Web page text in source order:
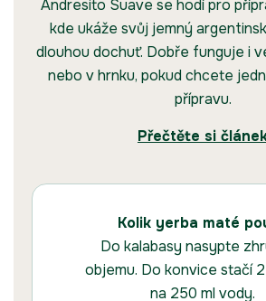
Andresito Suave se hodí pro
kde ukáže svůj jemný
dlouhou dochuť. Dobře funguje i
nebo v hrnku, pokud chcete
přípravu.
Přečtěte si
Kolik yerba maté
Do kalabasy nasypte
objemu. Do konvice stačí
na 250 ml vody.